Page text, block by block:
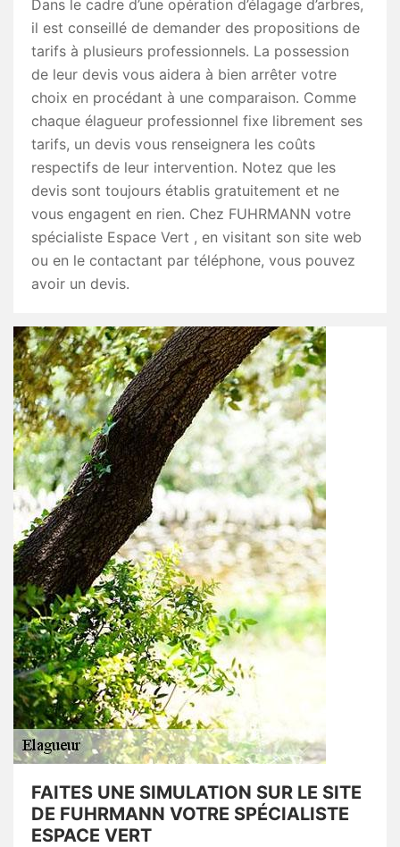
Dans le cadre d’une opération d’élagage d’arbres,
il est conseillé de demander des propositions de
tarifs à plusieurs professionnels. La possession
de leur devis vous aidera à bien arrêter votre
choix en procédant à une comparaison. Comme
chaque élagueur professionnel fixe librement ses
tarifs, un devis vous renseignera les coûts
respectifs de leur intervention. Notez que les
devis sont toujours établis gratuitement et ne
vous engagent en rien. Chez FUHRMANN votre
spécialiste Espace Vert , en visitant son site web
ou en le contactant par téléphone, vous pouvez
avoir un devis.
FAITES UNE SIMULATION SUR LE SITE
DE FUHRMANN VOTRE SPÉCIALISTE
ESPACE VERT